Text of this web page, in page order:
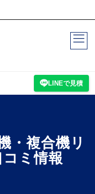
LINEで見積
・複合機リ
ミ情報